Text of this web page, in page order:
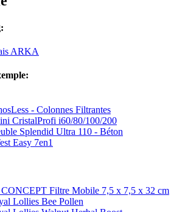
ARKA
- Colonnes Filtrantes
CristalProfi i60/80/100/200
Splendid Ultra 110 - Béton
Easy 7en1
Filtre Mobile 7,5 x 7,5 x 32 cm
Lollies Bee Pollen